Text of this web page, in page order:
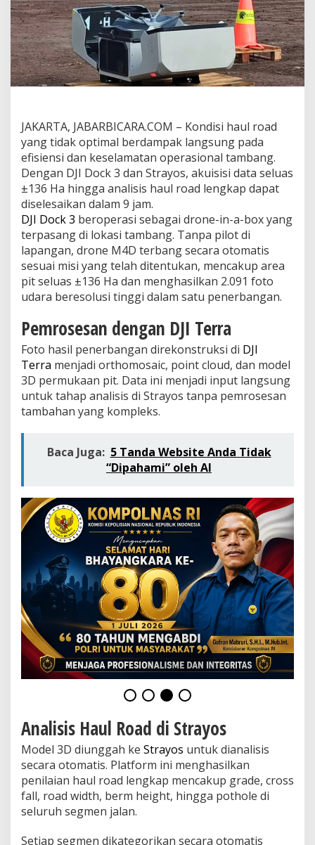
k
A
k
u
s
i
D
a
t
a
h
i
n
g
g
a
A
n
a
l
i
H
a
u
l
R
o
d
P
e
t
a
m
b
a
n
g
a
n
JAKARTA, JABARBICARA.COM – Kondisi haul road
yang tidak optimal berdampak langsung pada
efisiensi dan keselamatan operasional tambang.
Dengan DJI Dock 3 dan Strayos, akuisisi data seluas
±136 Ha hingga analisis haul road lengkap dapat
diselesaikan dalam 9 jam.
DJI Dock 3 beroperasi sebagai drone-in-a-box yang
terpasang di lokasi tambang. Tanpa pilot di
lapangan, drone M4D terbang secara otomatis
sesuai misi yang telah ditentukan, mencakup area
pit seluas ±136 Ha dan menghasilkan 2.091 foto
udara beresolusi tinggi dalam satu penerbangan.
Pemrosesan dengan DJI Terra
Foto hasil penerbangan direkonstruksi di DJI
Terra menjadi orthomosaic, point cloud, dan model
3D permukaan pit. Data ini menjadi input langsung
untuk tahap analisis di Strayos tanpa pemrosesan
tambahan yang kompleks.
Baca Juga: 5 Tanda Website Anda Tidak
“Dipahami” oleh AI
Analisis Haul Road di Strayos
Model 3D diunggah ke Strayos untuk dianalisis
secara otomatis. Platform ini menghasilkan
penilaian haul road lengkap mencakup grade, cross
fall, road width, berm height, hingga pothole di
seluruh segmen jalan.
Setiap segmen dikategorikan secara otomatis